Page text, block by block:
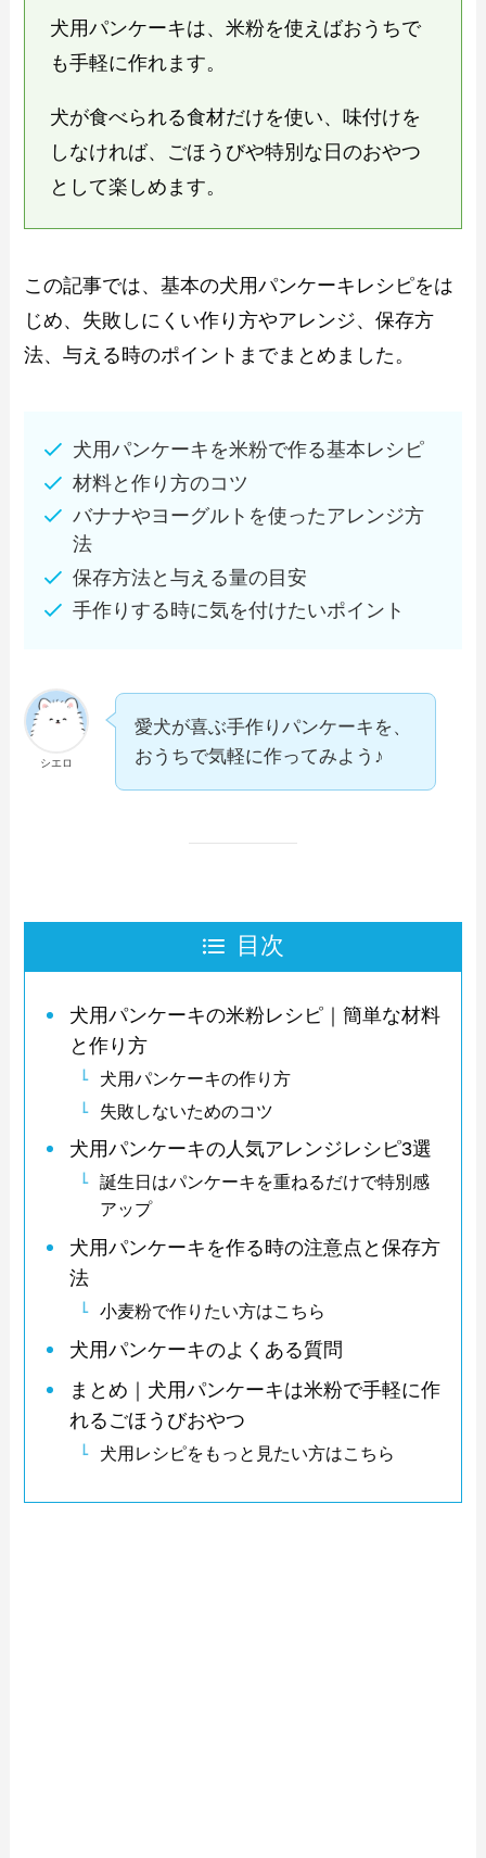
犬用パンケーキは、米粉を使えばおうちで
も手軽に作れます。
犬が食べられる食材だけを使い、味付けを
しなければ、ごほうびや特別な日のおやつ
として楽しめます。
この記事では、基本の犬用パンケーキレシピをは
じめ、失敗しにくい作り方やアレンジ、保存方
法、与える時のポイントまでまとめました。
犬用パンケーキを米粉で作る基本レシピ
材料と作り方のコツ
バナナやヨーグルトを使ったアレンジ方
法
保存方法と与える量の目安
手作りする時に気を付けたいポイント
シエロ
愛犬が喜ぶ手作りパンケーキを、
おうちで気軽に作ってみよう♪
目次
犬用パンケーキの米粉レシピ｜簡単な材料
と作り方
犬用パンケーキの作り方
失敗しないためのコツ
犬用パンケーキの人気アレンジレシピ3選
誕生日はパンケーキを重ねるだけで特別感
アップ
犬用パンケーキを作る時の注意点と保存方
法
小麦粉で作りたい方はこちら
犬用パンケーキのよくある質問
まとめ｜犬用パンケーキは米粉で手軽に作
れるごほうびおやつ
犬用レシピをもっと見たい方はこちら